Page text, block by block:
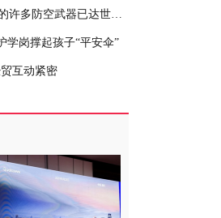
伊朗军方称伊朗研制的许多防空武器已达世界水平
学岗撑起孩子“平安伞”
互动紧密